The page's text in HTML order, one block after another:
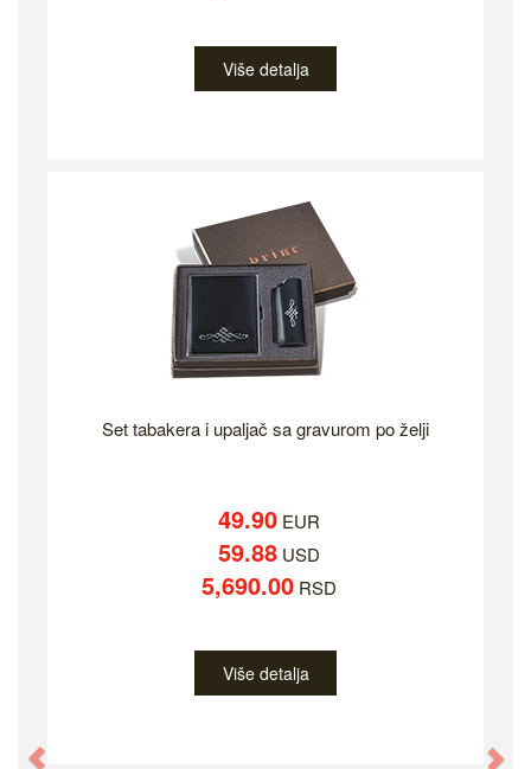
Više detalja
Set tabakera i upaljač sa gravurom po želji
49.90EUR
59.88USD
5,690.00RSD
Više detalja